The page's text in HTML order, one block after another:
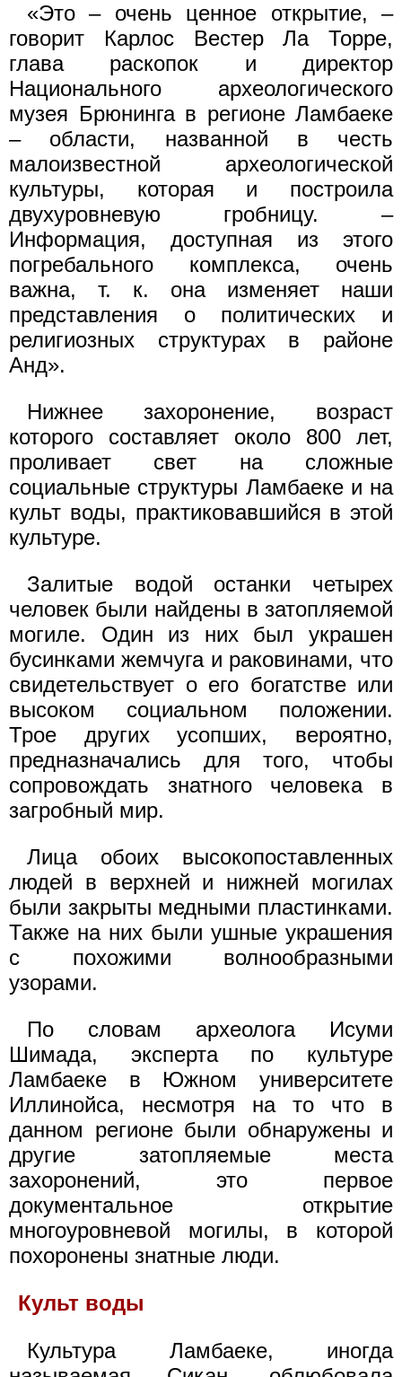
«Это – очень ценное открытие, –
говорит Карлос Вестер Ла Торре,
глава раскопок и директор
Национального археологического
музея Брюнинга в регионе Ламбаеке
– области, названной в честь
малоизвестной археологической
культуры, которая и построила
двухуровневую гробницу. –
Информация, доступная из этого
погребального комплекса, очень
важна, т. к. она изменяет наши
представления о политических и
религиозных структурах в районе
Анд».
Нижнее захоронение, возраст
которого составляет около 800 лет,
проливает свет на сложные
социальные структуры Ламбаеке и на
культ воды, практиковавшийся в этой
культуре.
Залитые водой останки четырех
человек были найдены в затопляемой
могиле. Один из них был украшен
бусинками жемчуга и раковинами, что
свидетельствует о его богатстве или
высоком социальном положении.
Трое других усопших, вероятно,
предназначались для того, чтобы
сопровождать знатного человека в
загробный мир.
Лица обоих высокопоставленных
людей в верхней и нижней могилах
были закрыты медными пластинками.
Также на них были ушные украшения
с похожими волнообразными
узорами.
По словам археолога Исуми
Шимада, эксперта по культуре
Ламбаеке в Южном университете
Иллинойса, несмотря на то что в
данном регионе были обнаружены и
другие затопляемые места
захоронений, это первое
документальное открытие
многоуровневой могилы, в которой
похоронены знатные люди.
Культ воды
Культура Ламбаеке, иногда